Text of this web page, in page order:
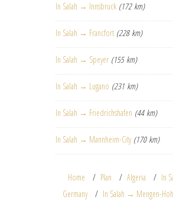
In Salah → Innsbruck (172 km)
In Salah → Francfort (228 km)
In Salah → Speyer (155 km)
In Salah → Lugano (231 km)
In Salah → Friedrichshafen (44 km)
In Salah → Mannheim-City (170 km)
Home Plan Algeria
In
Germany
In Salah → Mengen-